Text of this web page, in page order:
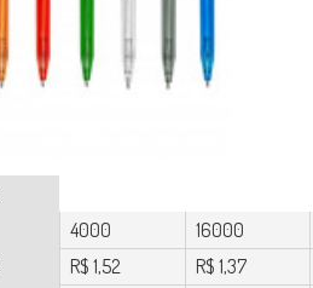
4000
16000
R$ 1,52
R$ 1,37